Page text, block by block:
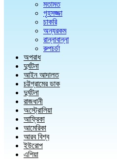
মতামত
গৃহসজ্জা
চাকরি
অন্যরকম
রান্নাবান্না
রুপচর্চা
অপরাধ
দুর্ঘটনা
আইন আদালত
চট্টগ্রামের ডাক
দুর্ঘটনা
রাজধানী
অস্ট্রোলিয়া
আফ্রিকা
আমেরিকা
আরব বিশ্ব
ইউরোপ
এশিয়া